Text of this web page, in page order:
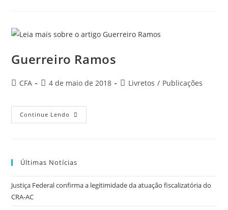
Guerreiro Ramos
Autor
post:
CFA
Post4 de maio de 2018
Categoria
Livretos / Publicações
Continue Lendo Guerreiro
Ramos
Últimas Notícias
Justiça Federal confirma a legitimidade da atuação fiscalizatória do
CRA-AC